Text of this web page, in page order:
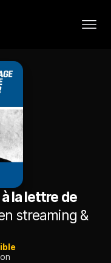
la lettre de
streaming &